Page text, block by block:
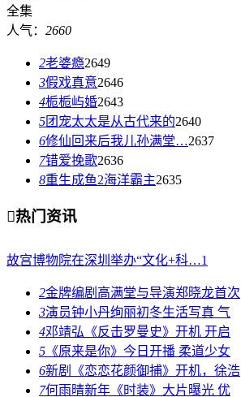
全集
人气： 2660
2老婆瘾2649
3假戏真意2646
4栀栀屿婚2643
5团宠太太是从古代来的2640
6修仙回来后我儿孙满堂…2637
7错爱挽歌2636
8重生成鱼2海洋霸主2635
热门资讯
故宫博物院在深圳举办“文化+科…1
2金牌编剧高满堂与导演郑晓龙首次
3演员钟小丹绚丽初冬生活写真 气
4邓靖弘《反击罗曼史》开机 开启
5 《原来是你》今日开播 柔道少女
6新剧《恋恋花颜御捕》开机，徐浩
7何雨晴新年《时装》大片曝光 优